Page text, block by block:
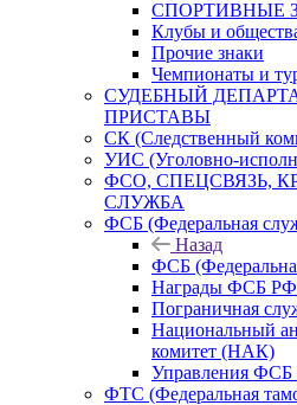
СПОРТИВНЫЕ
Клубы и
Прочие знаки
Чемпионаты и
СУДЕБНЫЙ
ПРИСТАВЫ
СК (Следственный
УИС (Уголовно-
ФСО, СПЕЦСВЯЗЬ,
СЛУЖБА
ФСБ (Федеральная
Назад
ФСБ
Награды ФСБ РФ
Пограничная
Национальный
комитет (НАК)
Управления
ФТС (Федеральная